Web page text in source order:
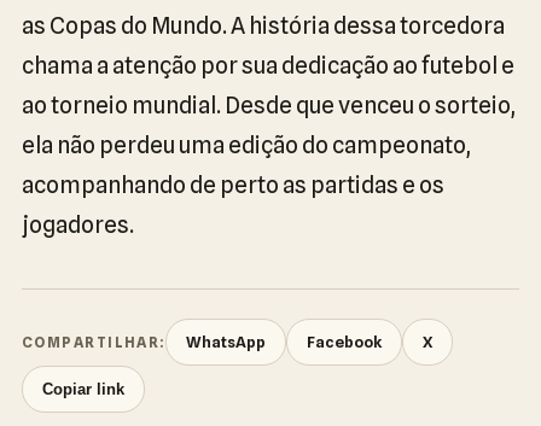
as Copas do Mundo. A história dessa torcedora
chama a atenção por sua dedicação ao futebol e
ao torneio mundial. Desde que venceu o sorteio,
ela não perdeu uma edição do campeonato,
acompanhando de perto as partidas e os
jogadores.
COMPARTILHAR: WhatsApp Facebook X
Copiar link